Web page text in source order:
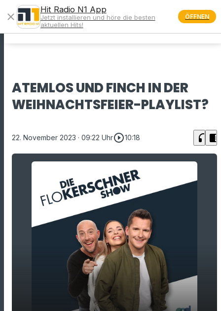
menu
ATEMLOS UND FINCH IN DER
WEIHNACHTSFEIER-PLAYLIST?
22. November 2023 · 09:22 Uhrplay_circle_outline10:18 headphones chrome_reader_mode
close
Hit Radio N1 App
Jetzt installieren und höre die besten
aktuellen Hits!
ÖFFNEN